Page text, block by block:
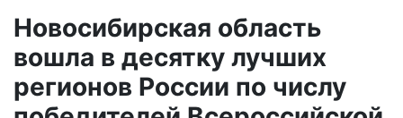
Новосибирская область
вошла в десятку лучших
регионов России по числу